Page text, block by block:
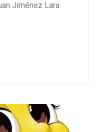
Jiménez Lara